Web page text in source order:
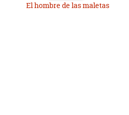
El hombre de las maletas